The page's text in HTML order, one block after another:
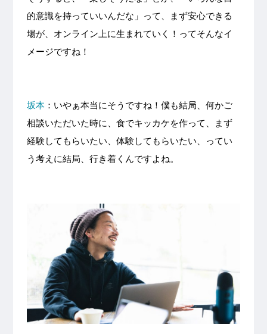
的意識を持っていいんだな」って、まず安心できる
場が、オンライン上に生まれていく！ってそんなイ
メージですね！
坂本：いやぁ本当にそうですね！僕も結局、何かご
相談いただいた時に、食でキッカケを作って、まず
経験してもらいたい、体験してもらいたい、ってい
う考えに結局、行き着くんですよね。